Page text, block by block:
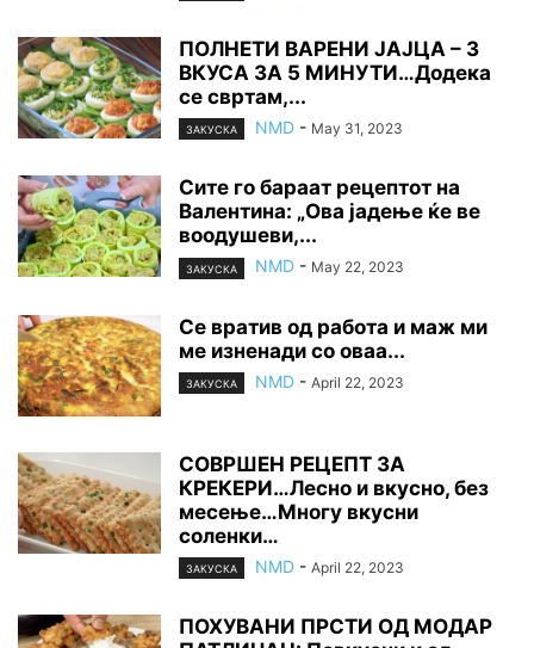
ПОЛНЕТИ ВАРЕНИ ЈАЈЦА – 3
ВКУСА ЗА 5 МИНУТИ…Додека
се свртам,...
ЗАКУСКА NMD - May 31, 2023
Сите го бараат рецептот на
Валентина: „Ова јадење ќе ве
воодушеви,...
ЗАКУСКА NMD - May 22, 2023
Се вратив од работа и маж ми
ме изненади со оваа...
ЗАКУСКА NMD - April 22, 2023
СОВРШЕН РЕЦЕПТ ЗА
КРЕКЕРИ…Лесно и вкусно, без
месење…Многу вкусни
соленки…
ЗАКУСКА NMD - April 22, 2023
ПОХУВАНИ ПРСТИ ОД МОДАР